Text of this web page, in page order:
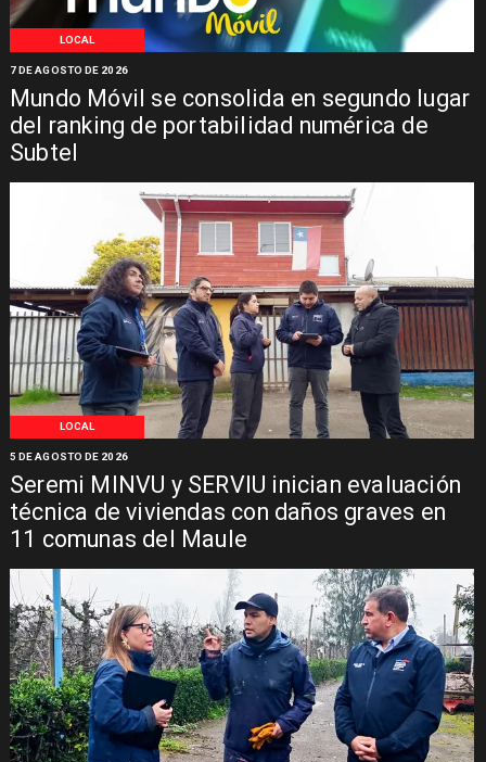
LOCAL
Mundo Móvil se consolida en segundo lugar
del ranking de portabilidad numérica de
Subtel
7 DE AGOSTO DE 2026
LOCAL
Seremi MINVU y SERVIU inician evaluación
técnica de viviendas con daños graves en
11 comunas del Maule
5 DE AGOSTO DE 2026